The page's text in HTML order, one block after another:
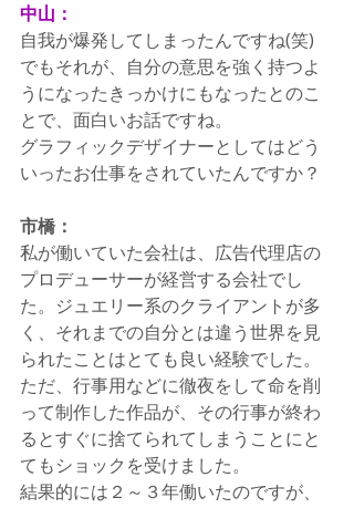
中山：
自我が爆発してしまったんですね(笑)
でもそれが、自分の意思を強く持つよ
うになったきっかけにもなったとのこ
とで、面白いお話ですね。
グラフィックデザイナーとしてはどう
いったお仕事をされていたんですか？
市橋：
私が働いていた会社は、広告代理店の
プロデューサーが経営する会社でし
た。ジュエリー系のクライアントが多
く、それまでの自分とは違う世界を見
られたことはとても良い経験でした。
ただ、行事用などに徹夜をして命を削
って制作した作品が、その行事が終わ
るとすぐに捨てられてしまうことにと
てもショックを受けました。
結果的には２～３年働いたのですが、